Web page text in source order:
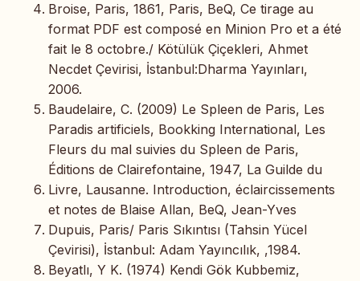
Broise, Paris, 1861, Paris, BeQ, Ce tirage au
format PDF est composé en Minion Pro et a été
fait le 8 octobre./ Kötülük Çiçekleri, Ahmet
Necdet Çevirisi, İstanbul:Dharma Yayınları,
2006.
Baudelaire, C. (2009) Le Spleen de Paris, Les
Paradis artificiels, Bookking International, Les
Fleurs du mal suivies du Spleen de Paris,
Éditions de Clairefontaine, 1947, La Guilde du
Livre, Lausanne. Introduction, éclaircissements
et notes de Blaise Allan, BeQ, Jean-Yves
Dupuis, Paris/ Paris Sıkıntısı (Tahsin Yücel
Çevirisi), İstanbul: Adam Yayıncılık, ,1984.
Beyatlı, Y K. (1974) Kendi Gök Kubbemiz,